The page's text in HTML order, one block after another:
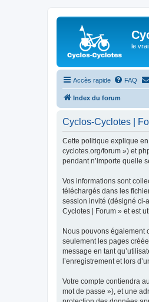
le
Accès rapide FAQ
Index du forum
Cyclos-Cyclotes |
Cette politique explique
cyclotes.org/forum ») et
pendant n’importe quelle
Vos informations sont
téléchargés dans les
session invité (désigné ci-
Cyclotes | Forum » et est
Nous pouvons également
seulement les pages
message en tant
l’enregistrement et lors
Votre compte contiendra
mot de passe »), et une